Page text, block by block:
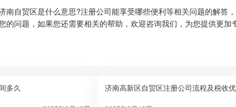
南自贸区是什么意思?注册公司能享受哪些便利等相关问题的解答
的问题，如果您还需要相关的帮助，欢迎咨询我们，为您提供更加
多久 济南高新区自贸区注册公司流程及税收